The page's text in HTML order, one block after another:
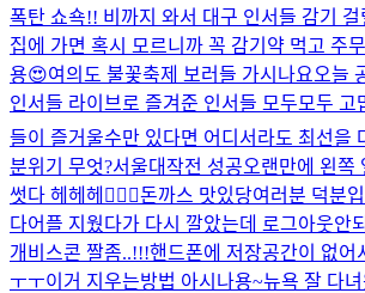
폭탄 쇼쇽!! 비까지 와서 대구 인서들 감기
집에 가면 혹시 모르니까 꼭 감기약 먹고 주
용😍여의도 불꽃축제 보러들 가시나요 오늘
인서들 라이브로 즐겨준 인서들 모두모두
들이 즐거울수만 있다면 어디서라도 최선을
분위기 무엇?서울대작전 성공오랜만에 왼쪽
썻다 헤헤헤👍🏻 😭돈까스 맛있당여러분 덕분
다어플 지웠다가 다시 깔았는데 로그아웃안
개비스콘 짤좀..!!!핸드폰에 저장공간이 없어
ㅜㅜ이거 지우는방법 아시나용~뉴욕 잘 다